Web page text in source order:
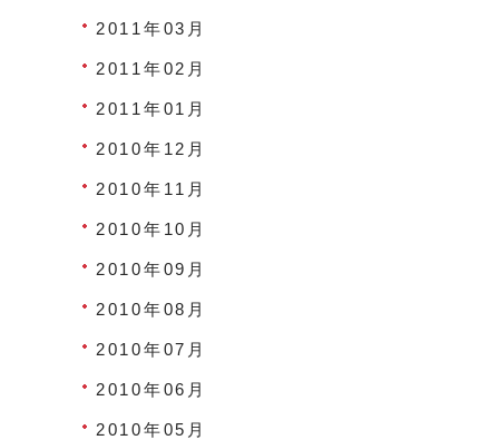
2011年03月
2011年02月
2011年01月
2010年12月
2010年11月
2010年10月
2010年09月
2010年08月
2010年07月
2010年06月
2010年05月